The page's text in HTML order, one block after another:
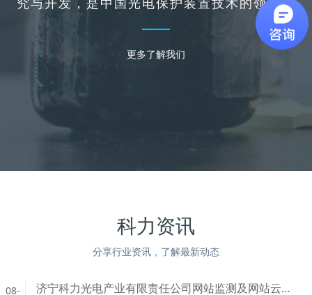
究与开发，是中国光电保护装置技术的领航者
更多了解我们
科力资讯
分享行业资讯，了解最新动态
08-
济宁科力光电产业有限责任公司网站监测及网站云安全防护服务项目废标公告